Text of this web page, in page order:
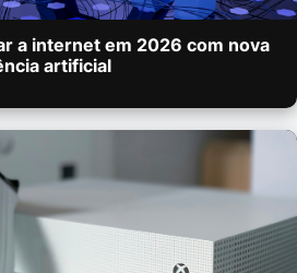
a internet em 2026 com nova
artificial